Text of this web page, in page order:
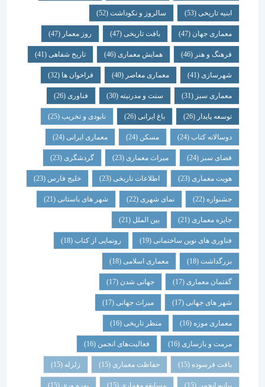
ابنیه تاریخی(53) سالروز و نکوداشت(52)
معماری جهان (47) بافت تاریخی(47) روز معمار(47)
فرهنگ و هنر(46) همایش معماری (46) تاریخ شفاهی (41)
شهرسازی(41) معماری معاصر(40) فراخوان ها (32)
معماری سبز(31) سنت و مدرنیته(30) فناوری (26)
توسعه پایدار(26) باغ ایرانی(26) نابودی و تخریب(25)
دوسالانه کتاب(24) مسکن (24) معماری ایرانی(24)
فضای سبز(24) میراث معماری (23) گردشگری (23)
هویت معماری (23) اطلاعات تاریخی(23) خلیج فارس(23)
جشنواره(22) نمای شهری(22) شهر های باستانی (21)
جایزه معماری (21) بین الملل(21)
فناوری های نوین ساختمانی(19) رونمایی از کتاب (18)
بزرگداشت (18) معماری اسلامی(18)
گفتمان معماری (17) جهانی شدن(17)
شهر های جهانی(17) میراث جهانی(17)
معماری موزه(16) منظر تاریخی (16)
مرمت و بازسازی(16) فعالیت‌های انجمن(16)
بافت فرسوده (15) حفاظت معماری (15) زلزله